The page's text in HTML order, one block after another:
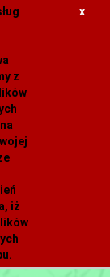
z
iż
x